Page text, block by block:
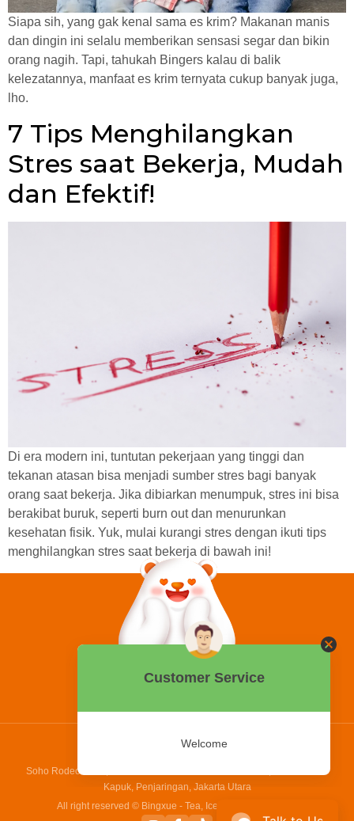
Siapa sih, yang gak kenal sama es krim? Makanan manis
dan dingin ini selalu memberikan sensasi segar dan bikin
orang nagih. Tapi, tahukah Bingers kalau di balik
kelezatannya, manfaat es krim ternyata cukup banyak juga,
lho.
7 Tips Menghilangkan
Stres saat Bekerja, Mudah
dan Efektif!
Di era modern ini, tuntutan pekerjaan yang tinggi dan
tekanan atasan bisa menjadi sumber stres bagi banyak
orang saat bekerja. Jika dibiarkan menumpuk, stres ini bisa
berakibat buruk, seperti burn out dan menurunkan
kesehatan fisik. Yuk, mulai kurangi stres dengan ikuti tips
menghilangkan stres saat bekerja di bawah ini!
0858 2015 9999
PT Bing Kreatif Mandiri
Soho Rodeo Drive, No. 5 - 6 Jl. Laksamana Yos Sudarso, Pantai Indah
Kapuk, Penjaringan, Jakarta Utara
All right reserved © Bingxue - Tea, Ice cream and Coffee